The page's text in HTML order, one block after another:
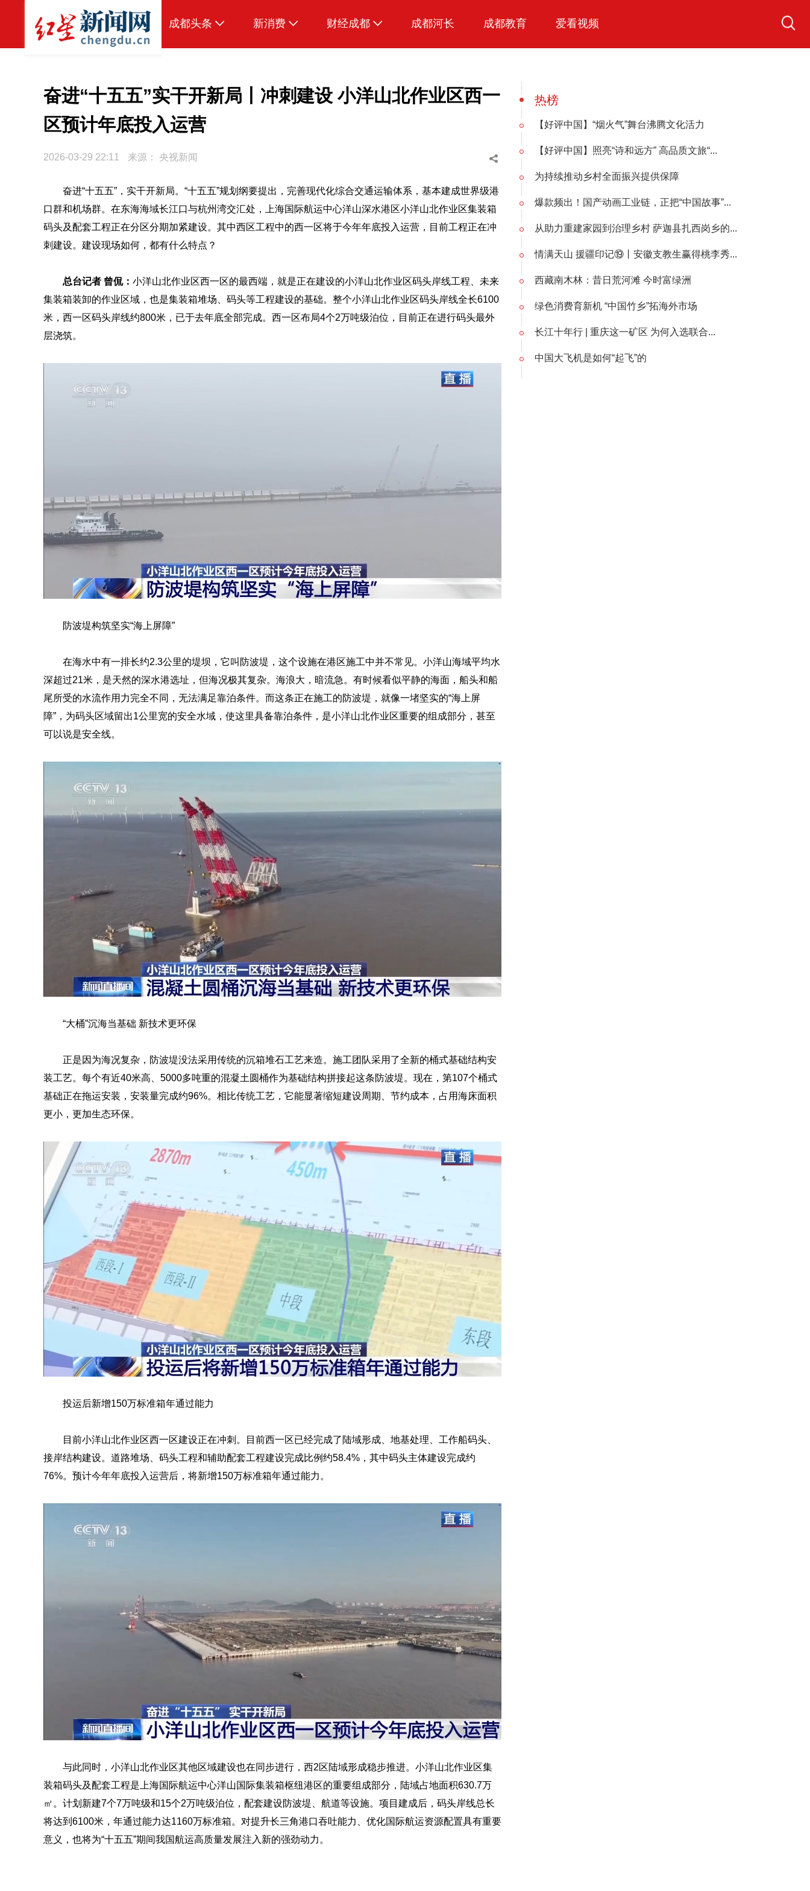
成都头条
本地
国内
传真机
公示
新消费 财经成都 成都河长 成都教育 爱看视频
奋进“十五五”实干开新局丨冲刺建设 小洋山北作业区西一
区预计年底投入运营
2026-03-29 22:11 来源： 央视新闻
奋进“十五五”，实干开新局。“十五五”规划纲要提出，完善现代化综合交通运输体系，基本建成世界级港
口群和机场群。在东海海域长江口与杭州湾交汇处，上海国际航运中心洋山深水港区小洋山北作业区集装箱
码头及配套工程正在分区分期加紧建设。其中西区工程中的西一区将于今年年底投入运营，目前工程正在冲
刺建设。建设现场如何，都有什么特点？
总台记者 曾侃： 小洋山北作业区西一区的最西端，就是正在建设的小洋山北作业区码头岸线工程、未来
集装箱装卸的作业区域，也是集装箱堆场、码头等工程建设的基础。整个小洋山北作业区码头岸线全长6100
米，西一区码头岸线约800米，已于去年底全部完成。西一区布局4个2万吨级泊位，目前正在进行码头最外
层浇筑。
防波堤构筑坚实“海上屏障”
在海水中有一排长约2.3公里的堤坝，它叫防波堤，这个设施在港区施工中并不常见。小洋山海域平均水
深超过21米，是天然的深水港选址，但海况极其复杂。海浪大，暗流急。有时候看似平静的海面，船头和船
尾所受的水流作用力完全不同，无法满足靠泊条件。而这条正在施工的防波堤，就像一堵坚实的“海上屏
障”，为码头区域留出1公里宽的安全水域，使这里具备靠泊条件，是小洋山北作业区重要的组成部分，甚至
可以说是安全线。
“大桶”沉海当基础 新技术更环保
正是因为海况复杂，防波堤没法采用传统的沉箱堆石工艺来造。施工团队采用了全新的桶式基础结构安
装工艺。每个有近40米高、5000多吨重的混凝土圆桶作为基础结构拼接起这条防波堤。现在，第107个桶式
基础正在拖运安装，安装量完成约96%。相比传统工艺，它能显著缩短建设周期、节约成本，占用海床面积
更小，更加生态环保。
投运后新增150万标准箱年通过能力
目前小洋山北作业区西一区建设正在冲刺。目前西一区已经完成了陆域形成、地基处理、工作船码头、
接岸结构建设。道路堆场、码头工程和辅助配套工程建设完成比例约58.4%，其中码头主体建设完成约
76%。预计今年年底投入运营后，将新增150万标准箱年通过能力。
与此同时，小洋山北作业区其他区域建设也在同步进行，西2区陆域形成稳步推进。小洋山北作业区集
装箱码头及配套工程是上海国际航运中心洋山国际集装箱枢纽港区的重要组成部分，陆域占地面积630.7万
㎡。计划新建7个7万吨级和15个2万吨级泊位，配套建设防波堤、航道等设施。项目建成后，码头岸线总长
将达到6100米，年通过能力达1160万标准箱。对提升长三角港口吞吐能力、优化国际航运资源配置具有重要
意义，也将为“十五五”期间我国航运高质量发展注入新的强劲动力。
热榜
【好评中国】“烟火气”舞台沸腾文化活力
【好评中国】照亮“诗和远方” 高品质文旅“...
为持续推动乡村全面振兴提供保障
爆款频出！国产动画工业链，正把“中国故事”...
从助力重建家园到治理乡村 萨迦县扎西岗乡的...
情满天山 援疆印记⑲丨安徽支教生赢得桃李秀...
西藏南木林：昔日荒河滩 今时富绿洲
绿色消费育新机 “中国竹乡”拓海外市场
长江十年行 | 重庆这一矿区 为何入选联合...
中国大飞机是如何“起飞”的